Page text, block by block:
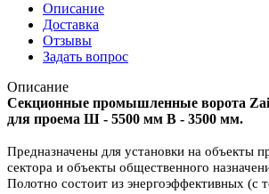
Описание
Доставка
Отзывы
Задать вопрос
Описание
Секционные промышленные ворота
для проема Ш - 5500 мм В - 3500 мм.
Предназначены для установки на объекты
сектора и объекты общественного
Полотно состоит из энергоэффективных (с